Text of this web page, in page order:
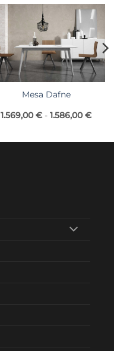
Mesa Dafne
1.569,00€ - 1.586,00€